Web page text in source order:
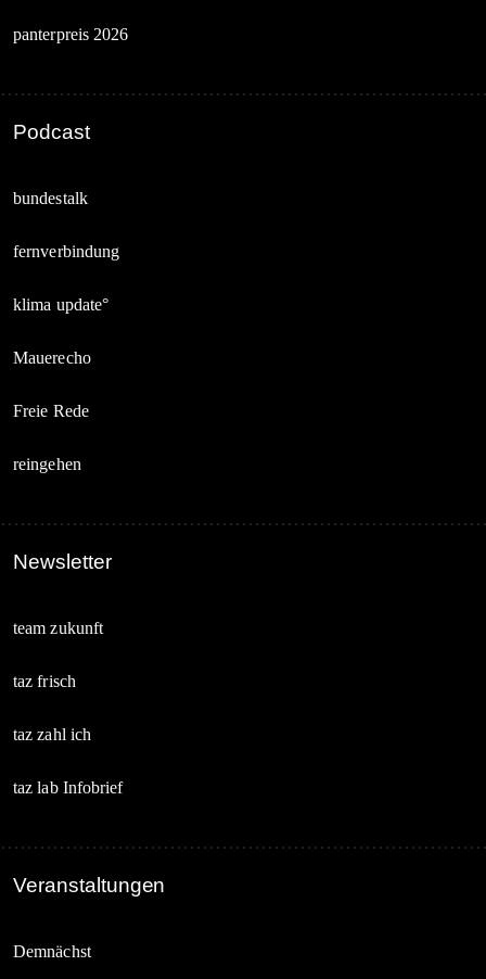
panterpreis 2026
Podcast
bundestalk
fernverbindung
klima update°
Mauerecho
Freie Rede
reingehen
Newsletter
team zukunft
taz frisch
taz zahl ich
taz lab Infobrief
Veranstaltungen
Demnächst